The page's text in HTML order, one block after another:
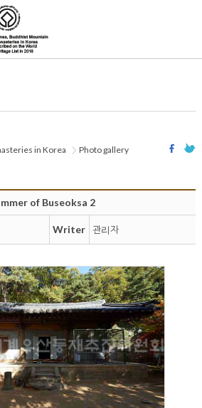
in Korea Photo gallery
of Buseoksa 2
Writer 관리자